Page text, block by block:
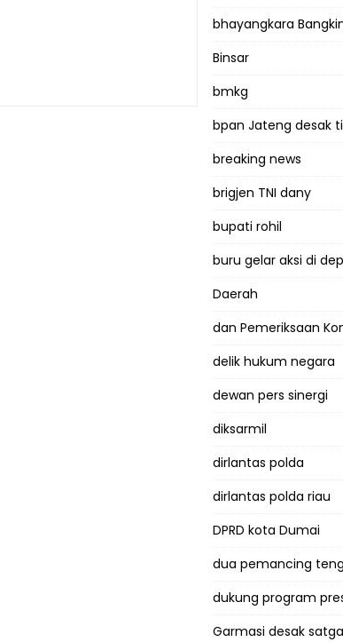
bhayangkara
Binsar
bmkg
bpan Jateng desak
breaking news
brigjen TNI dany
bupati rohil
buru gelar aksi di
Daerah
dan Pemeriksaan
delik hukum negara
dewan pers sinergi
diksarmil
dirlantas polda
dirlantas polda riau
DPRD kota Dumai
dua pemancing
dukung program
Garmasi desak